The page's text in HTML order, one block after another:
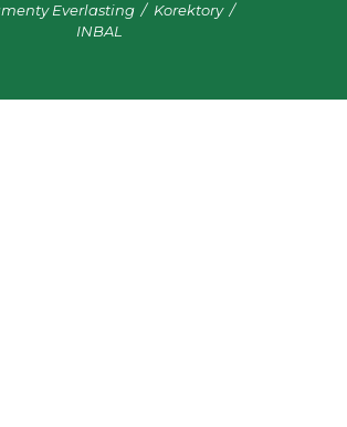
Everlasting
Korektory
INBAL